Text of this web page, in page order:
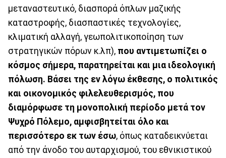
μεταναστευτικό, διασπορά όπλων μαζικής
καταστροφής, διασπαστικές τεχνολογίες,
κλιματική αλλαγή, γεωπολιτικοποίηση των
στρατηγικών πόρων κ.λπ), που αντιμετωπίζει ο
κόσμος σήμερα, παρατηρείται και μια ιδεολογική
πόλωση. Βάσει της εν λόγω έκθεσης, ο πολιτικός
και οικονομικός φιλελευθερισμός, που
διαμόρφωσε τη μονοπολική περίοδο μετά τον
Ψυχρό Πόλεμο, αμφισβητείται όλο και
περισσότερο εκ των έσω, όπως καταδεικνύεται
από την άνοδο του αυταρχισμού, του εθνικιστικού